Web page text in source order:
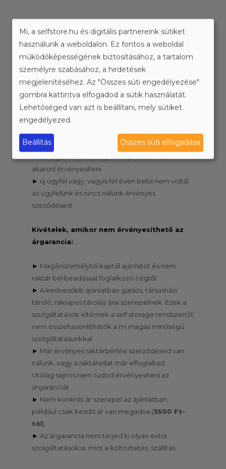
Az árgarancia feltételei
Az árgarancia akkor érvényesíthető, ha:
►azonos méretű, self storage típusú raktárra
vonatkozik a másik ajánlat.
►az info@selfstore.hu e-mail címre elküldted a
más cégtől kapott raktározási ajánlatot, ami
lehet szöveges üzenet vagy fotó is.
►a másik ajánlat még érvényes az elküldéskor.
akarod érvényesíteni.
► új ügyfél vagy, vagyis fél éven belül nem voltál
az ügyfelünk és nincs nálunk érvényes
szeződésed.
Kivételek, amikor nem érvényesíthető az
árgarancia:
► Magánszemélytől kaptál ajánlatot és nem
raktár bérbeadással foglalkozó cégtől.
► A kedvezőbb ajánlatban garázs, társasházi
tároló, raklapos tárolás árai szerepelnek. Ezek a
szolgáltatások eltérnek a self storage rendszertől,
nem összehasonlíthatók a mi magas minőségű
szolgáltatásunkkal.
► Már érvényes raktárbérlési szerződésed van
nálunk, vagy a raktáradat már elfoglaltad.
Utólag sajnos nem tudod érvényesíteni az
árgaranciát.
► Nem konkrét ár szerepel az ajánlatban,
például csak kezdő ár van megadva (3500 Ft-
tól).
► Az árgarancia nem terjed ki olyan extra
szolgáltatásokra, mint a költöztetés, szállítás.
Mi, a selfstore.hu és digitális partnereink sütiket
használunk a weboldalon. Ez fontos a weboldal
működőképességének biztosításához, a tartalom
személyre szabásához, a hirdetések
megjelenítéséhez. Az "Összes süti engedélyezése"
gombra kattintva elfogadod a sütik használatát.
Lehetőséged van azt is beállítani, mely sütiket
engedélyezed.
Beállítás Összes süti elfogadása